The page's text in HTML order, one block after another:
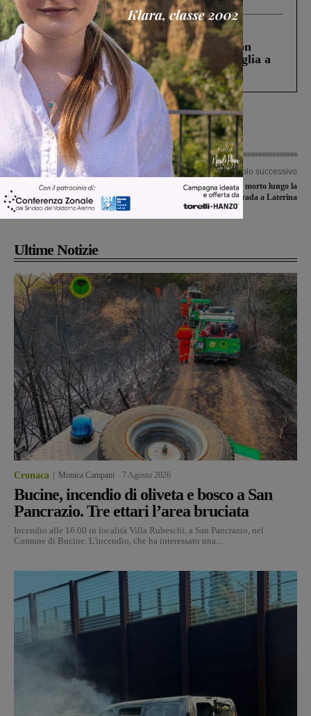
Cronaca 3 Agosto 2026
Scomparso da una struttura di Castiglion
Fiorentino l’uomo che aveva ucciso la figlia a
Levane nel 2020
Articolo precedente
Il menù delle valdarnesi di Prima e
Seconda categoria nel primo turno
targato “febbraio”
Articolo successivo
Novantenne trovato morto lungo la
strada a Laterina
Ultime Notizie
Cronaca Monica Campani 7 Agosto 2026
Bucine, incendio di oliveta e bosco a San
Pancrazio. Tre ettari l’area bruciata
Incendio alle 16.00 in località Villa Rubeschi, a San Pancrazio, nel
Comune di Bucine. L'incendio, che ha interessato una...